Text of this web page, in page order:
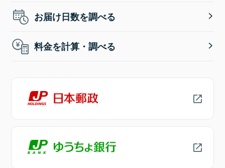
お届け日数を調べる
料金を計算・調べる